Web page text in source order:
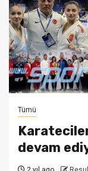
Tümü
devam